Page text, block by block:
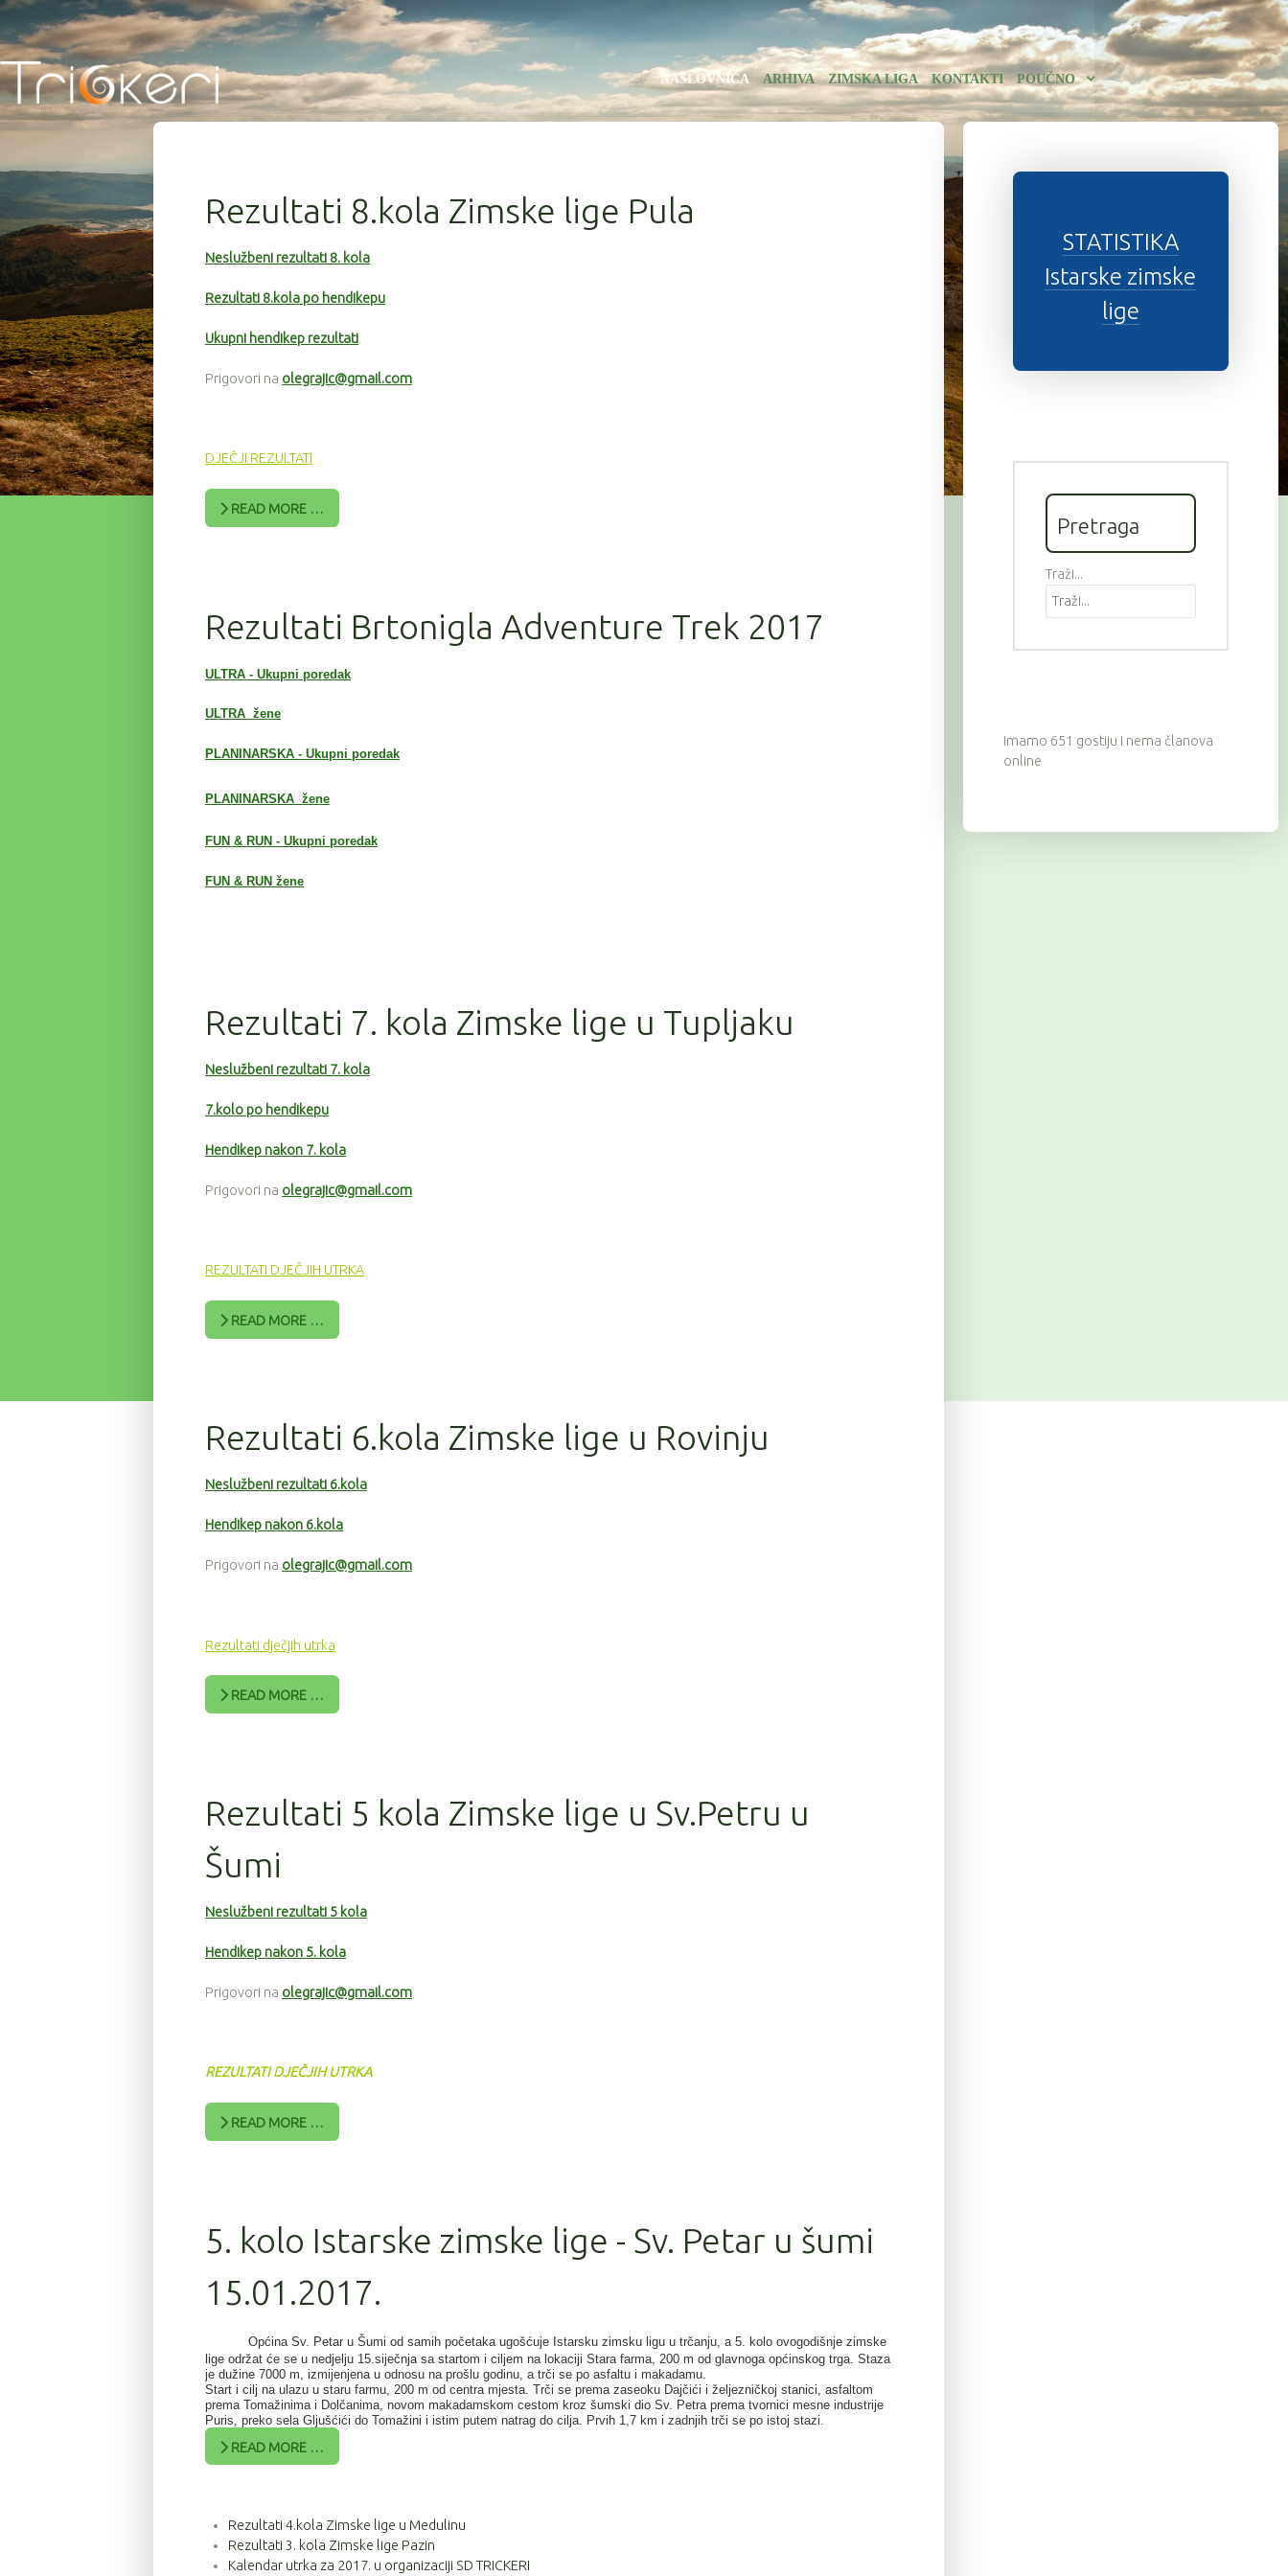
NASLOVNICA ARHIVA ZIMSKA LIGA KONTAKTI POUČNO
Rezultati 8.kola Zimske lige Pula
Neslužbeni rezultati 8. kola
Rezultati 8.kola po hendikepu
Ukupni hendikep rezultati
Prigovori na olegrajic@gmail.com
DJEČJI REZULTATI
READ MORE …
Rezultati Brtonigla Adventure Trek 2017
ULTRA - Ukupni poredak
ULTRA žene
PLANINARSKA - Ukupni poredak
PLANINARSKA žene
FUN & RUN - Ukupni poredak
FUN & RUN žene
Rezultati 7. kola Zimske lige u Tupljaku
Neslužbeni rezultati 7. kola
7.kolo po hendikepu
Hendikep nakon 7. kola
Prigovori na olegrajic@gmail.com
REZULTATI DJEČJIH UTRKA
READ MORE …
Rezultati 6.kola Zimske lige u Rovinju
Neslužbeni rezultati 6.kola
Hendikep nakon 6.kola
Prigovori na olegrajic@gmail.com
Rezultati dječjih utrka
READ MORE …
Rezultati 5 kola Zimske lige u Sv.Petru u
Šumi
Neslužbeni rezultati 5 kola
Hendikep nakon 5. kola
Prigovori na olegrajic@gmail.com
REZULTATI DJEČJIH UTRKA
READ MORE …
5. kolo Istarske zimske lige - Sv. Petar u šumi
15.01.2017.
Općina Sv. Petar u Šumi od samih početaka ugošćuje Istarsku zimsku ligu u trčanju, a 5. kolo ovogodišnje zimske
lige održat će se u nedjelju 15.siječnja sa startom i ciljem na lokaciji Stara farma, 200 m od glavnoga općinskog trga. Staza
je dužine 7000 m, izmijenjena u odnosu na prošlu godinu, a trči se po asfaltu i makadamu.
Start i cilj na ulazu u staru farmu, 200 m od centra mjesta. Trči se prema zaseoku Dajčići i željezničkoj stanici, asfaltom
prema Tomažinima i Dolčanima, novom makadamskom cestom kroz šumski dio Sv. Petra prema tvornici mesne industrije
Puris, preko sela Gljušćići do Tomažini i istim putem natrag do cilja. Prvih 1,7 km i zadnjih trči se po istoj stazi.
READ MORE …
Rezultati 4.kola Zimske lige u Medulinu
Rezultati 3. kola Zimske lige Pazin
Kalendar utrka za 2017. u organizaciji SD TRICKERI
STATISTIKA
Istarske zimske
lige
Pretraga
Traži...
Imamo 651 gostiju i nema članova
online